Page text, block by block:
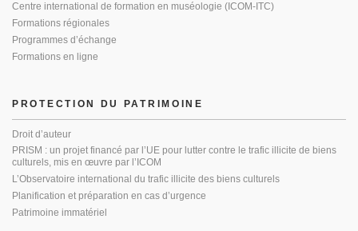
PROTECTION DU PATRIMOINE
Droit d’auteur
PRISM : un projet financé par l’UE pour lutter contre le trafic illicite de biens
culturels, mis en œuvre par l’ICOM
L’Observatoire international du trafic illicite des biens culturels
Planification et préparation en cas d’urgence
Patrimoine immatériel
Centre international de formation en muséologie (ICOM-ITC)
Formations régionales
Programmes d’échange
Formations en ligne